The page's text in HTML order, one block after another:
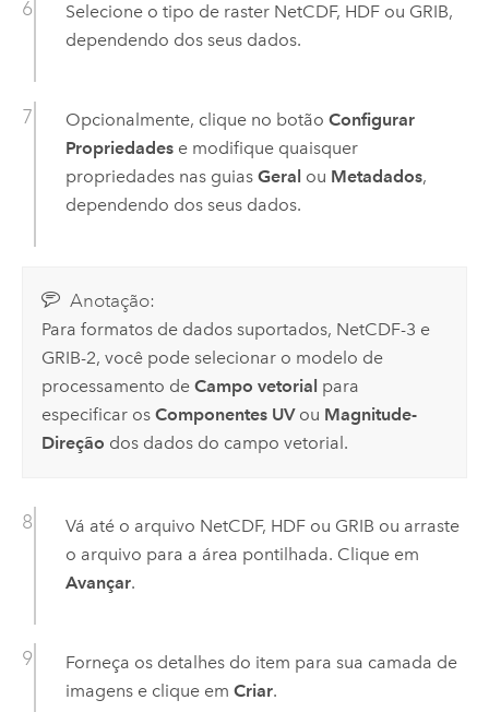
Selecione o tipo de raster NetCDF, HDF ou GRIB,
dependendo dos seus dados.
Opcionalmente, clique no botão Configurar
Propriedadese modifique quaisquer
propriedades nas guias Geral ou Metadados,
dependendo dos seus dados.
Anotação:
Para formatos de dados suportados, NetCDF-3 e
GRIB-2, você pode selecionar o modelo de
processamento deCampo vetorial para
especificar osComponentes UVou Magnitude-
Direção dos dados do campo vetorial.
Vá até o arquivo NetCDF, HDF ou GRIB ou arraste
o arquivo para a área pontilhada. Clique em
Avançar.
Forneça os detalhes do item para sua camada de
imagens e clique em Criar.